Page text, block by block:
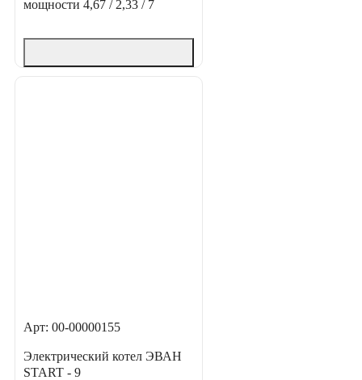
мощности 4,67 / 2,33 / 7
Арт: 00-00000155
Электрический котел ЭВАН
START - 9